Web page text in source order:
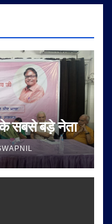
के सबसे बड़े नेता